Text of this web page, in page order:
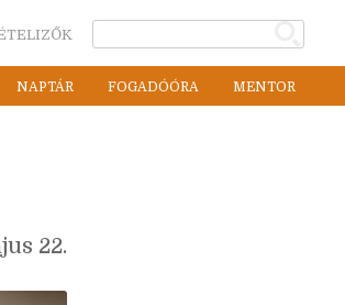
NAPTÁR FOGADÓÓRA MENTOR
22.